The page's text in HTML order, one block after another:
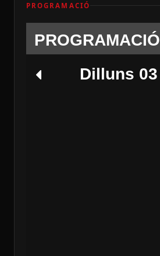
PROGRAMACIÓ
PROGRAMACIÓ
Dilluns 03